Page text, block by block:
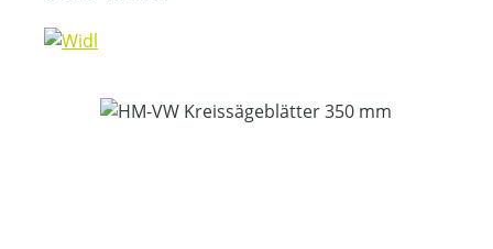
Bildergalerie überspringen